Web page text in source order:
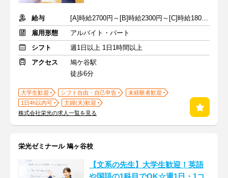
給与
[A]時給2700円～[B]時給2300円～[C]時給1800円～ ※手当含む
雇用形態
アルバイト・パート
シフト
週1日以上 1日1時間以上
アクセス
鳩ケ谷駅
徒歩6分
大学生歓迎 シフト自由・自己申告
未経験者歓迎
1日4h以内可
主婦(夫)歓迎
株式会社栄光の求人一覧を見る
栄光ゼミナール 鳩ヶ谷校
【文系の先生】大学生歓迎！英語